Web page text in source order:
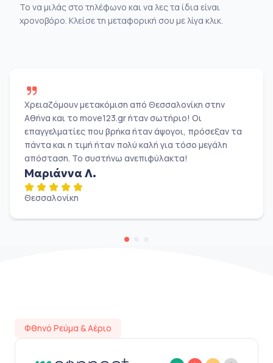
Το να μιλάς στο τηλέφωνο και να λες τα ίδια είναι
χρονοβόρο. Κλείσε τη μεταφορική σου με λίγα κλικ.
Χρειαζόμουν μετακόμιση από Θεσσαλονίκη στην
Αθήνα και το move123.gr ήταν σωτήριο! Οι
επαγγελματίες που βρήκα ήταν άψογοι, πρόσεξαν τα
πάντα και η τιμή ήταν πολύ καλή για τόσο μεγάλη
απόσταση. Το συστήνω ανεπιφύλακτα!
Μαριάννα Λ.
Θεσσαλονίκη
Φθηνό Ρεύμα & Αέριο